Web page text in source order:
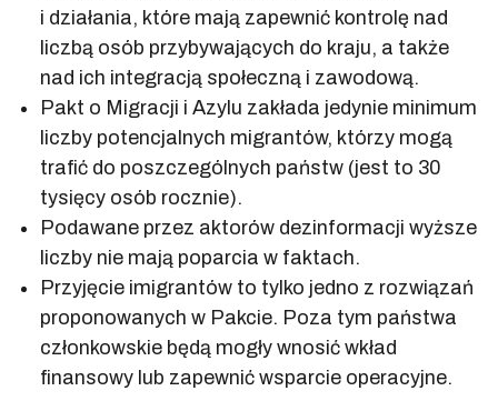
i działania, które mają zapewnić kontrolę nad
liczbą osób przybywających do kraju, a także
nad ich integracją społeczną i zawodową.
Pakt o Migracji i Azylu zakłada jedynie minimum
liczby potencjalnych migrantów, którzy mogą
trafić do poszczególnych państw (jest to 30
tysięcy osób rocznie).
Podawane przez aktorów dezinformacji wyższe
liczby nie mają poparcia w faktach.
Przyjęcie imigrantów to tylko jedno z rozwiązań
proponowanych w Pakcie. Poza tym państwa
członkowskie będą mogły wnosić wkład
finansowy lub zapewnić wsparcie operacyjne.